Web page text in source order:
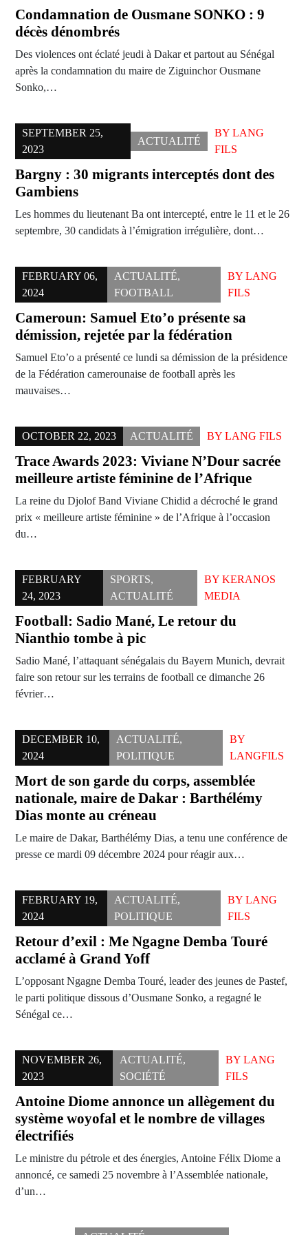
Condamnation de Ousmane SONKO : 9
décès dénombrés
Des violences ont éclaté jeudi à Dakar et partout au Sénégal
après la condamnation du maire de Ziguinchor Ousmane
Sonko,…
SEPTEMBER 25,
2023
ACTUALITÉ
BY LANG
FILS
Bargny : 30 migrants interceptés dont des
Gambiens
Les hommes du lieutenant Ba ont intercepté, entre le 11 et le 26
septembre, 30 candidats à l’émigration irrégulière, dont…
FEBRUARY 06,
2024
ACTUALITÉ,
FOOTBALL
BY LANG
FILS
Cameroun: Samuel Eto’o présente sa
démission, rejetée par la fédération
Samuel Eto’o a présenté ce lundi sa démission de la présidence
de la Fédération camerounaise de football après les
mauvaises…
OCTOBER 22, 2023 ACTUALITÉ BY LANG FILS
Trace Awards 2023: Viviane N’Dour sacrée
meilleure artiste féminine de l’Afrique
La reine du Djolof Band Viviane Chidid a décroché le grand
prix « meilleure artiste féminine » de l’Afrique à l’occasion
du…
FEBRUARY
24, 2023
SPORTS,
ACTUALITÉ
BY KERANOS
MEDIA
Football: Sadio Mané, Le retour du
Nianthio tombe à pic
Sadio Mané, l’attaquant sénégalais du Bayern Munich, devrait
faire son retour sur les terrains de football ce dimanche 26
février…
DECEMBER 10,
2024
ACTUALITÉ,
POLITIQUE
BY
LANGFILS
Mort de son garde du corps, assemblée
nationale, maire de Dakar : Barthélémy
Dias monte au créneau
Le maire de Dakar, Barthélémy Dias, a tenu une conférence de
presse ce mardi 09 décembre 2024 pour réagir aux…
FEBRUARY 19,
2024
ACTUALITÉ,
POLITIQUE
BY LANG
FILS
Retour d’exil : Me Ngagne Demba Touré
acclamé à Grand Yoff
L’opposant Ngagne Demba Touré, leader des jeunes de Pastef,
le parti politique dissous d’Ousmane Sonko, a regagné le
Sénégal ce…
NOVEMBER 26,
2023
ACTUALITÉ,
SOCIÉTÉ
BYLANG
FILS
Antoine Diome annonce un allègement du
système woyofal et le nombre de villages
électrifiés
Le ministre du pétrole et des énergies, Antoine Félix Diome a
annoncé, ce samedi 25 novembre à l’Assemblée nationale,
d’un…